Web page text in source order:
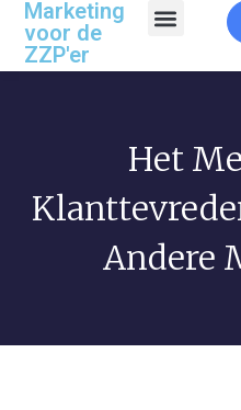
Marketing
voor de
ZZP'er
Het
Andere